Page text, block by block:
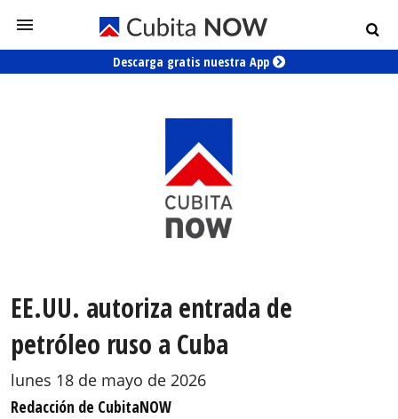
Descarga gratis nuestra App
EE.UU. autoriza entrada de
petróleo ruso a Cuba
lunes 18 de mayo de 2026
Redacción de CubitaNOW